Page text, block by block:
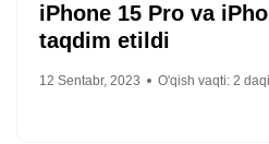
iPhone 15 Pro va
taqdim etildi
12 Sentabr, 2023 O'qish vaqti: 2